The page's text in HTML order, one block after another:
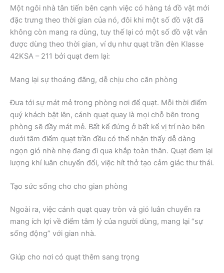
Một ngôi nhà tân tiến bên cạnh việc có hàng tá đồ vật mới
đặc trưng theo thời gian của nó, đôi khi một số đồ vật đã
không còn mang ra dùng, tuy thế lại có một số đồ vật vẫn
được dùng theo thời gian, ví dụ như quạt trần đèn Klasse
42KSA – 211 bởi quạt đem lại:
Mang lại sự thoáng đãng, dễ chịu cho căn phòng
Đưa tới sự mát mẻ trong phòng nơi để quạt. Mỗi thời điểm
quý khách bật lên, cánh quạt quay là mọi chỗ bên trong
phòng sẽ đầy mát mẻ. Bất kể đứng ở bất kể vị trí nào bên
dưới tâm điểm quạt trần đều có thể nhận thấy dễ dàng
ngọn gió nhè nhẹ đang đi qua khắp toàn thân. Quạt đem lại
lượng khí luân chuyển đổi, việc hít thở tạo cảm giác thư thái.
Tạo sức sống cho cho gian phòng
Ngoài ra, việc cánh quạt quay tròn và gió luân chuyển ra
mang ích lợi về điểm tâm lý của người dùng, mang lại “sự
sống động” với gian nhà.
Giúp cho nơi có quạt thêm sang trọng